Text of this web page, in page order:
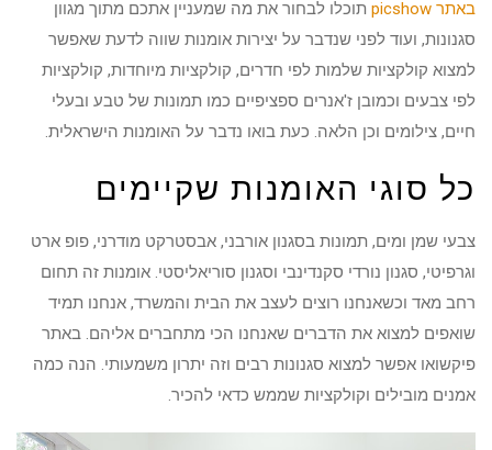
באתר picshow
תוכלו לבחור את מה שמעניין אתכם מתוך מגוון
סגנונות, ועוד לפני שנדבר על יצירות אומנות שווה לדעת שאפשר
למצוא קולקציות שלמות לפי חדרים, קולקציות מיוחדות, קולקציות
לפי צבעים וכמובן ז'אנרים ספציפיים כמו תמונות של טבע ובעלי
חיים, צילומים וכן הלאה. כעת בואו נדבר על האומנות הישראלית.
כל סוגי האומנות שקיימים
צבעי שמן ומים, תמונות בסגנון אורבני, אבסטרקט מודרני, פופ ארט
וגרפיטי, סגנון נורדי סקנדינבי וסגנון סוריאליסטי. אומנות זה תחום
רחב מאד וכשאנחנו רוצים לעצב את הבית והמשרד, אנחנו תמיד
שואפים למצוא את הדברים שאנחנו הכי מתחברים אליהם. באתר
פיקשואו אפשר למצוא סגנונות רבים וזה יתרון משמעותי. הנה כמה
אמנים מובילים וקולקציות שממש כדאי להכיר.